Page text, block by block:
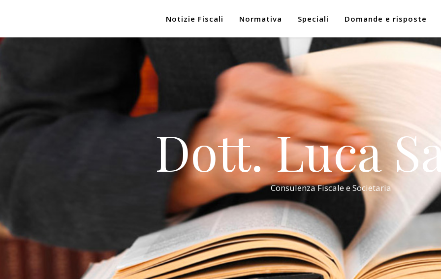
Notizie Fiscali Normativa Speciali Domande e risposte
Dott. Luca
Consulenza Fiscale e Societaria